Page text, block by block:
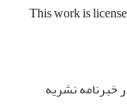
This work is
خبرنامه نشریه